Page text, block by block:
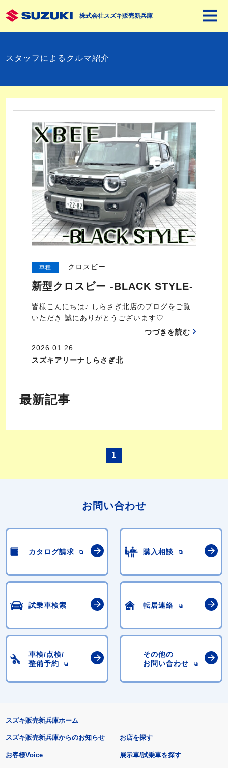
株式会社スズキ販売新兵庫
スタッフによるクルマ紹介
車種 クロスビー
新型クロスビー -BLACK STYLE-
皆様こんにちは♪ しらさぎ北店のブログをご覧
いただき 誠にありがとうございます♡ …
つづきを読む
2026.01.26
スズキアリーナしらさぎ北
最新記事
1
お問い合わせ
カタログ請求 購入相談
試乗車検索 転居連絡
車検/点検/
整備予約
その他の
お問い合わせ
スズキ販売新兵庫ホーム
スズキ販売新兵庫からのお知らせ
お客様Voice
お店を探す
展示車/試乗車を探す